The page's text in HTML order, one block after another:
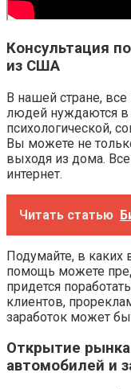
Консультация
из США
В нашей стране,
людей нуждаются
психологической,
Вы можете не
выходя из дома.
интернет.
Читать статью
Подумайте, в каких
помощь можете
придется
клиентов,
заработок может
Открытие
автомобилей и